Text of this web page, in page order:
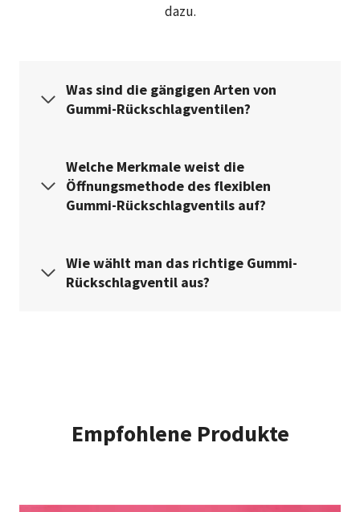
dazu.
Was sind die gängigen Arten von
Gummi-Rückschlagventilen?
Welche Merkmale weist die
Öffnungsmethode des flexiblen
Gummi-Rückschlagventils auf?
Wie wählt man das richtige Gummi-
Rückschlagventil aus?
Empfohlene Produkte